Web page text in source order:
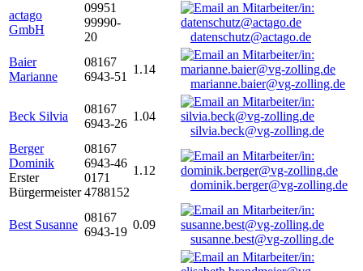
actago
GmbH
09951
99990-
20
datenschutz@actago.de
Baier
Marianne
08167
6943-51
1.14
marianne.baier@vg-zolling.de
Beck Silvia
08167
6943-26
1.04
silvia.beck@vg-zolling.de
Berger
Dominik
Erster
Bürgermeister
08167
6943-46
0171
4788152
1.12
dominik.berger@vg-zolling.de
Best Susanne
08167
6943-19
0.09
susanne.best@vg-zolling.de